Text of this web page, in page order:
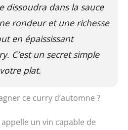
dissoudra dans la sauce
rondeur et une richesse
en épaississant
C’est un secret simple
plat.
ce curry d’automne ?
un vin capable de